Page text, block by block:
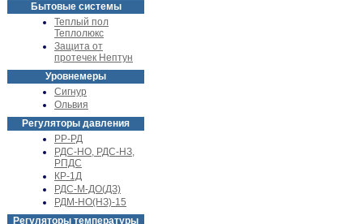
Бытовые системы
Теплый пол
Теплолюкс
Защита от
протечек Нептун
Уровнемеры
Сигнур
Ольвия
Регуляторы давления
РР-РД
РДС-НО, РДС-НЗ,
РПДС
КР-1Д
РДС-М-ДО(ДЗ)
РДМ-НО(НЗ)-15
Регуляторы температуры